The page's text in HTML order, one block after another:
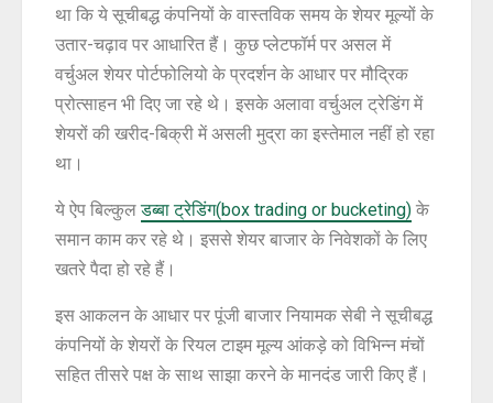
था कि ये सूचीबद्ध कंपनियों के वास्तविक समय के शेयर मूल्यों के
उतार-चढ़ाव पर आधारित हैं। कुछ प्लेटफॉर्म पर असल में
वर्चुअल शेयर पोर्टफोलियो के प्रदर्शन के आधार पर मौद्रिक
प्रोत्साहन भी दिए जा रहे थे। इसके अलावा वर्चुअल ट्रेडिंग में
शेयरों की खरीद-बिक्री में असली मुद्रा का इस्तेमाल नहीं हो रहा
था।
ये ऐप बिल्कुलडब्बा ट्रेडिंग(box trading or bucketing) के
समान काम कर रहे थे। इससे शेयर बाजार के निवेशकों के लिए
खतरे पैदा हो रहे हैं।
इस आकलन के आधार पर पूंजी बाजार नियामक सेबी ने सूचीबद्ध
कंपनियों के शेयरों के रियल टाइम मूल्य आंकड़े को विभिन्न मंचों
सहित तीसरे पक्ष के साथ साझा करने के मानदंड जारी किए हैं।